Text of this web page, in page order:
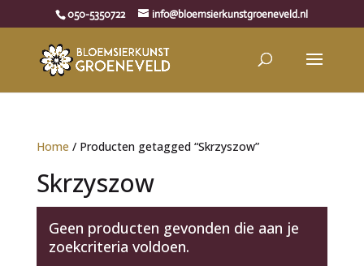
050-5350722 info@bloemsierkunstgroeneveld.nl
Home / Producten getagged “Skrzyszow”
Skrzyszow
Geen producten gevonden die aan je
zoekcriteria voldoen.